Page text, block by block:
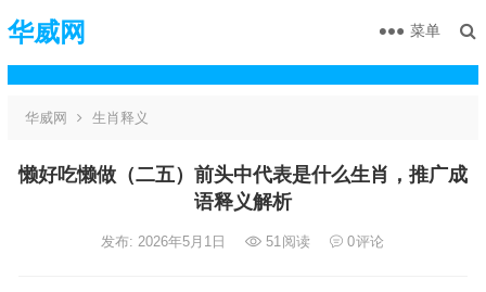
华威网 菜单
华威网 生肖释义
懒好吃懒做（二五）前头中代表是什么生肖，推广成
语释义解析
发布: 2026年5月1日 51阅读 0评论